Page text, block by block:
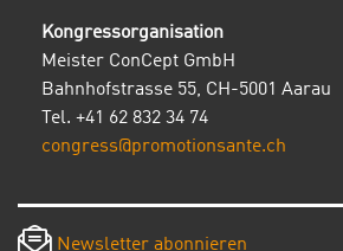
Kongressorganisation
Meister ConCept GmbH
Bahnhofstrasse 55, CH-5001 Aarau
Tel. +41 62 832 34 74
congress@promotionsante.ch
Newsletter abonnieren